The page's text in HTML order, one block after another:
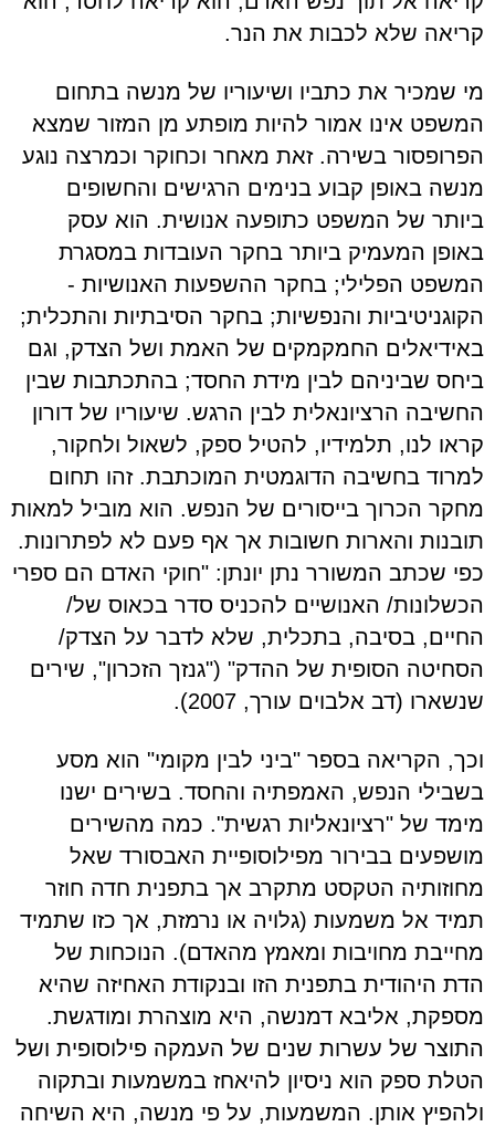
קריאה שלא לכבות את הנר.
מי שמכיר את כתביו ושיעוריו של מנשה בתחום
המשפט אינו אמור להיות מופתע מן המזור שמצא
הפרופסור בשירה. זאת מאחר וכחוקר וכמרצה נוגע
מנשה באופן קבוע בנימים הרגישים והחשופים
ביותר של המשפט כתופעה אנושית. הוא עסק
באופן המעמיק ביותר בחקר העובדות במסגרת
המשפט הפלילי; בחקר ההשפעות האנושיות -
הקוגניטיביות והנפשיות; בחקר הסיבתיות והתכלית;
באידיאלים החמקמקים של האמת ושל הצדק, וגם
ביחס שביניהם לבין מידת החסד; בהתכתבות שבין
החשיבה הרציונאלית לבין הרגש. שיעוריו של דורון
קראו לנו, תלמידיו, להטיל ספק, לשאול ולחקור,
למרוד בחשיבה הדוגמטית המוכתבת. זהו תחום
מחקר הכרוך בייסורים של הנפש. הוא מוביל למאות
תובנות והארות חשובות אך אף פעם לא לפתרונות.
כפי שכתב המשורר נתן יונתן: "חוקי האדם הם ספרי
הכשלונות/ האנושיים להכניס סדר בכאוס של/
החיים, בסיבה, בתכלית, שלא לדבר על הצדק/
הסחיטה הסופית של ההדק" ("גנזך הזכרון", שירים
שנשארו (דב אלבוים עורך, 2007).
וכך, הקריאה בספר "ביני לבין מקומי" הוא מסע
בשבילי הנפש, האמפתיה והחסד. בשירים ישנו
מימד של "רציונאליות רגשית". כמה מהשירים
מושפעים בבירור מפילוסופיית האבסורד שאל
מחוזותיה הטקסט מתקרב אך בתפנית חדה חוזר
תמיד אל משמעות (גלויה או נרמזת, אך כזו שתמיד
מחייבת מחויבות ומאמץ מהאדם). הנוכחות של
הדת היהודית בתפנית הזו ובנקודת האחיזה שהיא
מספקת, אליבא דמנשה, היא מוצהרת ומודגשת.
התוצר של עשרות שנים של העמקה פילוסופית ושל
הטלת ספק הוא ניסיון להיאחז במשמעות ובתקוה
ולהפיץ אותן. המשמעות, על פי מנשה, היא השיחה